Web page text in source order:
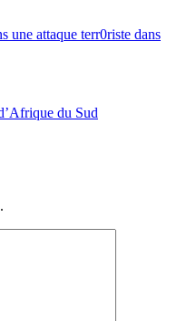
une attaque terr0riste dans
du Sud